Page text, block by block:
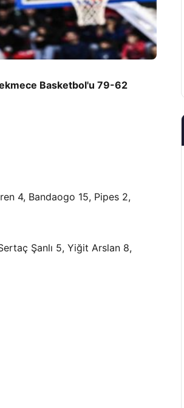
Basketbol'u 79-62
4, Bandaogo 15, Pipes 2,
Şanlı 5, Yiğit Arslan 8,